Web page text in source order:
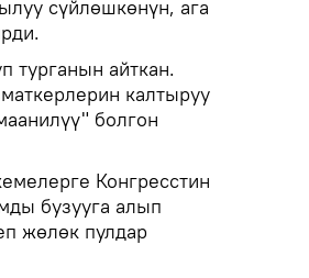
сүйлөшкөнүн, ага
турганын айткан.
калтыруу
болгон
Конгресстин
бузууга алып
жөлөк пулдар